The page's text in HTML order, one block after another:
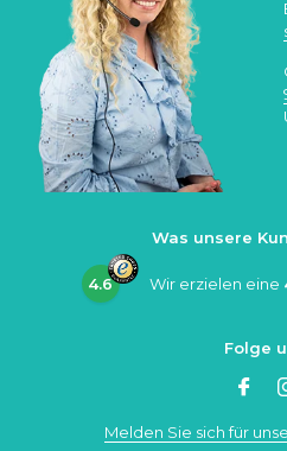
Was unsere
4.6 Wir erzielen eine
Folge
Melden Sie sich für